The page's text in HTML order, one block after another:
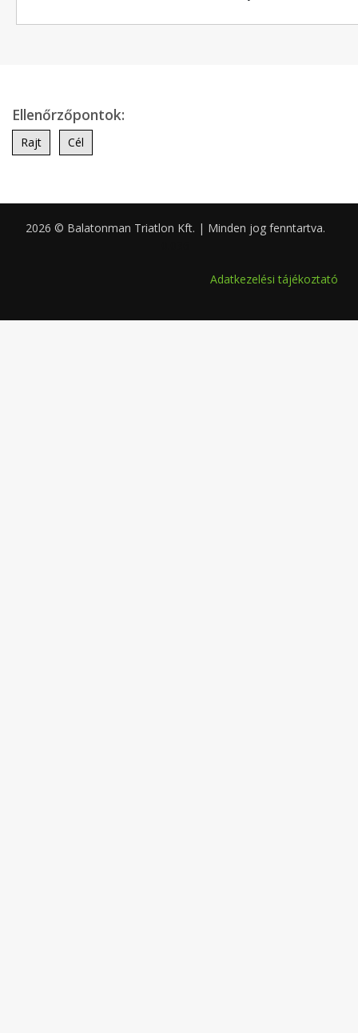
Ellenőrzőpontok:
Rajt Cél
2026 © Balatonman Triatlon Kft. | Minden jog fenntartva.
Adatkezelési tájékoztató